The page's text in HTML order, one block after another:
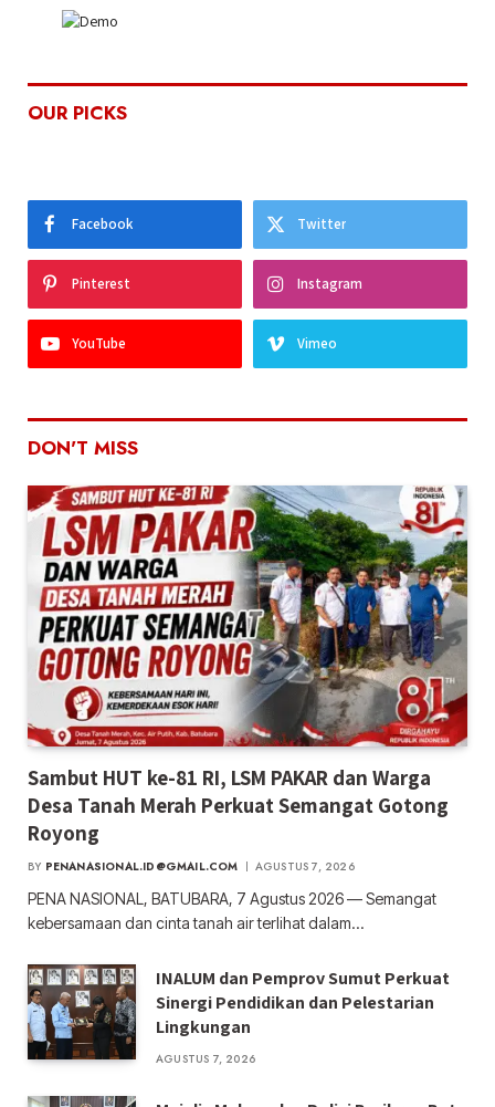
OUR PICKS
Facebook Twitter
Pinterest Instagram
YouTube Vimeo
DON'T MISS
Sambut HUT ke-81 RI, LSM PAKAR dan Warga
Desa Tanah Merah Perkuat Semangat Gotong
Royong
BY PENANASIONAL.ID@GMAIL.COM AGUSTUS 7, 2026
PENA NASIONAL, BATUBARA, 7 Agustus 2026 — Semangat
kebersamaan dan cinta tanah air terlihat dalam…
INALUM dan Pemprov Sumut Perkuat
Sinergi Pendidikan dan Pelestarian
Lingkungan
AGUSTUS 7, 2026